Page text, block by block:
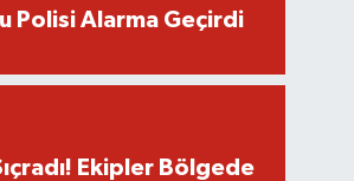
Polisi Alarma Geçirdi
Ekipler Bölgede